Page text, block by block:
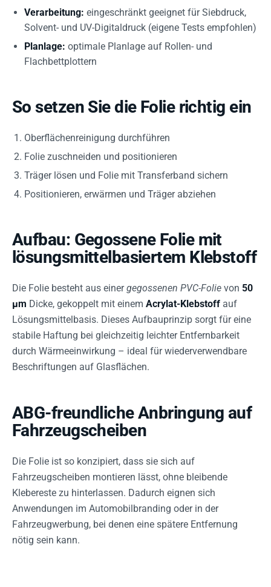
Verarbeitung: eingeschränkt geeignet für Siebdruck,
Solvent- und UV-Digitaldruck (eigene Tests empfohlen)
Planlage: optimale Planlage auf Rollen- und
Flachbettplottern
So setzen Sie die Folie richtig ein
Oberflächenreinigung durchführen
Folie zuschneiden und positionieren
Träger lösen und Folie mit Transferband sichern
Positionieren, erwärmen und Träger abziehen
Aufbau: Gegossene Folie mit
lösungsmittelbasiertem Klebstoff
Die Folie besteht aus einergegossenen PVC-Folie von 50
µm Dicke, gekoppelt mit einem Acrylat-Klebstoff auf
Lösungsmittelbasis. Dieses Aufbauprinzip sorgt für eine
stabile Haftung bei gleichzeitig leichter Entfernbarkeit
durch Wärmeeinwirkung – ideal für wiederverwendbare
Beschriftungen auf Glasflächen.
ABG-freundliche Anbringung auf
Fahrzeugscheiben
Die Folie ist so konzipiert, dass sie sich auf
Fahrzeugscheiben montieren lässt, ohne bleibende
Klebereste zu hinterlassen. Dadurch eignen sich
Anwendungen im Automobilbranding oder in der
Fahrzeugwerbung, bei denen eine spätere Entfernung
nötig sein kann.